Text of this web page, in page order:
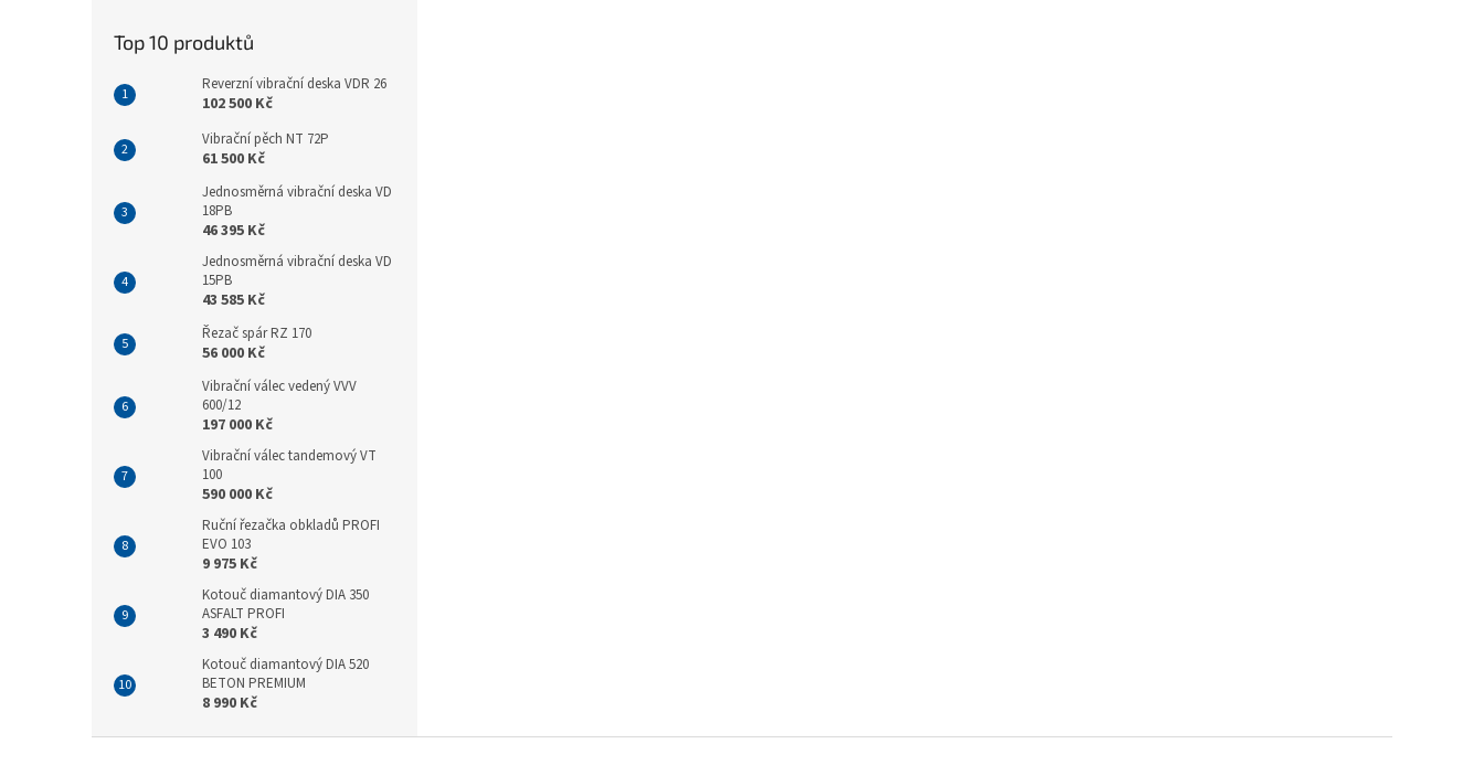
Top 10 produktů
Reverzní vibrační deska VDR 26
102 500 Kč
Vibrační pěch NT 72P
61 500 Kč
Jednosměrná vibrační deska VD
18PB
46 395 Kč
Jednosměrná vibrační deska VD
15PB
43 585 Kč
Řezač spár RZ 170
56 000 Kč
Vibrační válec vedený VVV
600/12
197 000 Kč
Vibrační válec tandemový VT
100
590 000 Kč
Ruční řezačka obkladů PROFI
EVO 103
9 975 Kč
Kotouč diamantový DIA 350
ASFALT PROFI
3 490 Kč
Kotouč diamantový DIA 520
BETON PREMIUM
8 990 Kč